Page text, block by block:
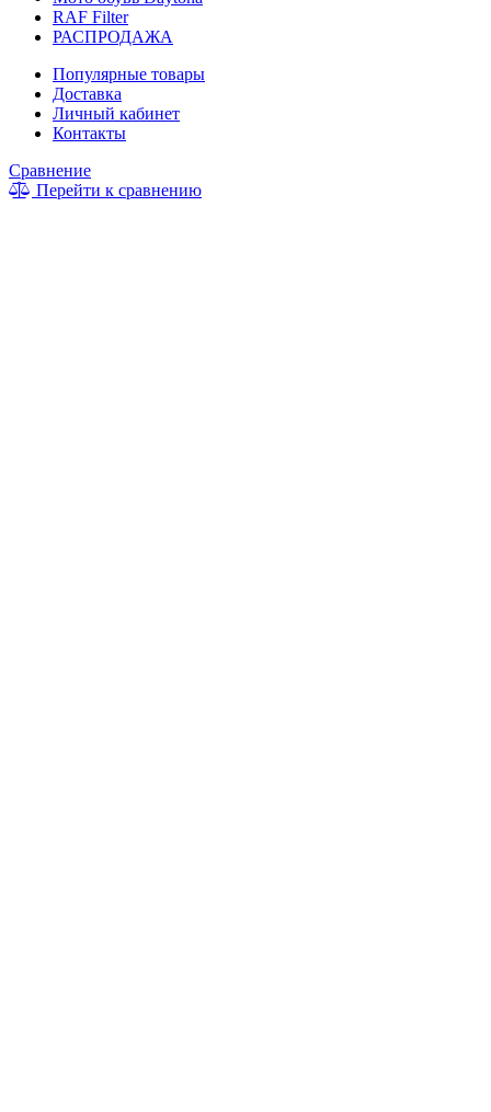
RAF Filter
РАСПРОДАЖА
Популярные товары
Доставка
Личный кабинет
Контакты
Сравнение
Перейти к сравнению